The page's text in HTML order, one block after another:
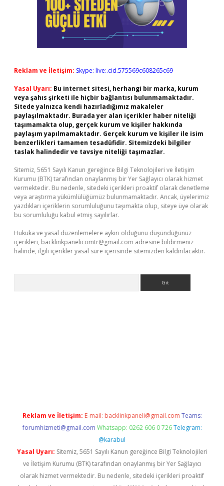
Reklam ve İletişim: Skype: live:.cid.575569c608265c69
Yasal Uyarı: Bu internet sitesi, herhangi bir marka, kurum
veya şahıs şirketi ile hiçbir bağlantısı bulunmamaktadır.
Sitede yalnızca kendi hazırladığımız makaleler
paylaşılmaktadır. Burada yer alan içerikler haber niteliği
taşımamakta olup, gerçek kurum ve kişiler hakkında
paylaşım yapılmamaktadır. Gerçek kurum ve kişiler ile isim
benzerlikleri tamamen tesadüfidir. Sitemizdeki bilgiler
taslak halindedir ve tavsiye niteliği taşımazlar.
Sitemiz, 5651 Sayılı Kanun gereğince Bilgi Teknolojileri ve İletişim
Kurumu (BTK) tarafından onaylanmış bir Yer Sağlayıcı olarak hizmet
vermektedir. Bu nedenle, sitedeki içerikleri proaktif olarak denetleme
veya araştırma yükümlülüğümüz bulunmamaktadır. Ancak, üyelerimiz
yazdıkları içeriklerin sorumluluğunu taşımakta olup, siteye üye olarak
bu sorumluluğu kabul etmiş sayılırlar.
Hukuka ve yasal düzenlemelere aykırı olduğunu düşündüğünüz
içerikleri, backlinkpanelicomtr@gmail.com adresine bildirmeniz
halinde, ilgili içerikler yasal süre içerisinde sitemizden kaldırılacaktır.
Reklam ve İletişim: E-mail: backlinkpaneli@gmail.com Teams:
forumhizmeti@gmail.com Whatsapp: 0262 606 0 726 Telegram:
@karabul
Yasal Uyarı: Sitemiz, 5651 Sayılı Kanun gereğince Bilgi Teknolojileri
ve İletişim Kurumu (BTK) tarafından onaylanmış bir Yer Sağlayıcı
olarak hizmet vermektedir. Bu nedenle, sitedeki içerikleri proaktif